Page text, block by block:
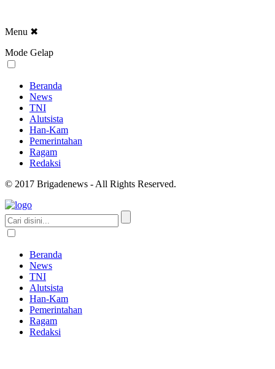
Menu ✖
Mode Gelap
Beranda
News
TNI
Alutsista
Han-Kam
Pemerintahan
Ragam
Redaksi
© 2017 Brigadenews - All Rights Reserved.
Beranda
News
TNI
Alutsista
Han-Kam
Pemerintahan
Ragam
Redaksi